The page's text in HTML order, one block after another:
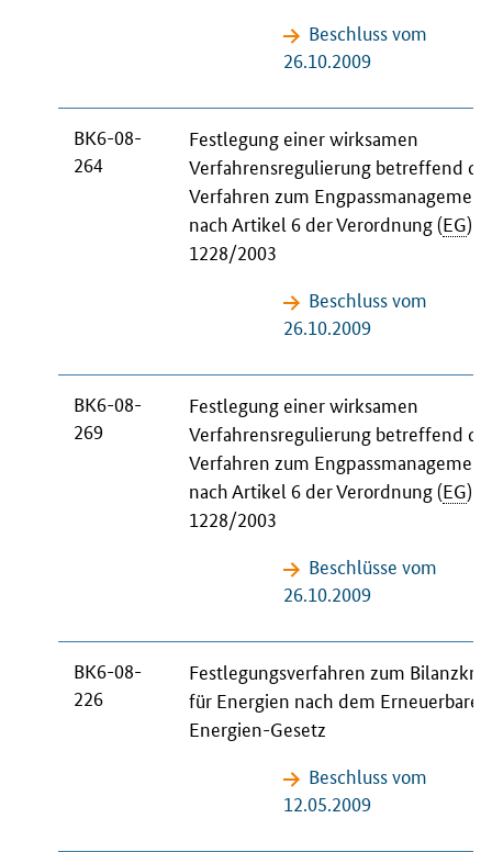
Beschluss vom
26.10.2009
BK6-08-
264
Festlegung einer wirksamen
Verfahrensregulierung betreffend
Verfahren zum Engpassmanagement
nach Artikel 6 der Verordnung (EG)
1228/2003
Beschluss vom
26.10.2009
BK6-08-
269
Festlegung einer wirksamen
Verfahrensregulierung betreffend
Verfahren zum Engpassmanagement
nach Artikel 6 der Verordnung (EG)
1228/2003
Beschlüsse vom
26.10.2009
BK6-08-
226
Festlegungsverfahren zum
für Energien nach dem Erneuerbare-
Energien-Gesetz
Beschluss vom
12.05.2009